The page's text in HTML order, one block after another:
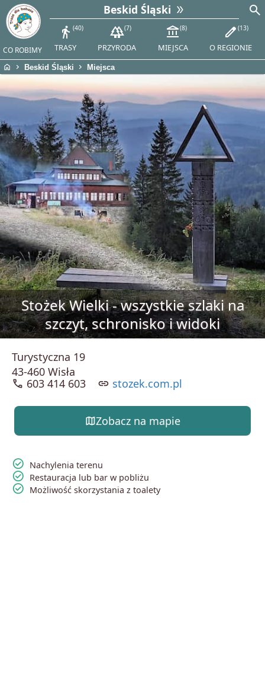
CO ROBIMY
Beskid Śląski
directions_walk 40
TRASY
forest 7
PRZYRODA
account_balance 8
MIEJSCA
edit 13
O REGIONIE
search
home chevron_right Beskid Śląski chevron_right Miejsca
Stożek Wielki - wszystkie szlaki na
szczyt, schronisko i widoki
Turystyczna 19
43-460 Wisła
call 603 414 603 link stozek.com.pl
mapZobacz na mapie
check_circle Nachylenia terenu
check_circle Restauracja lub bar w pobliżu
check_circle Możliwość skorzystania z toalety